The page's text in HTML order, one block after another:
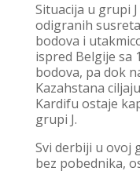
Situacija u grupi
odigranih
bodova i
ispred Belgije sa
bodova, pa dok
Kazahstana
Kardifu ostaje
grupi J.
Svi derbiji u ovoj
bez pobednika,